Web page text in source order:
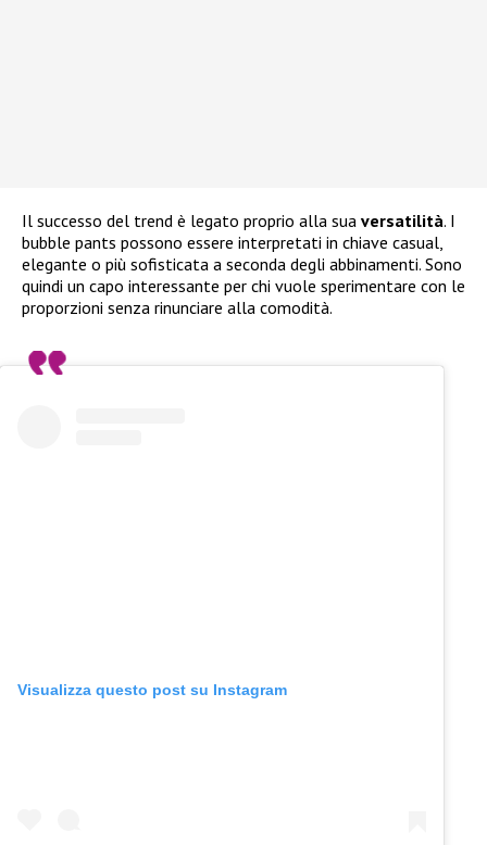
Il successo del trend è legato proprio alla sua versatilità. I
bubble pants possono essere interpretati in chiave casual,
elegante o più sofisticata a seconda degli abbinamenti. Sono
quindi un capo interessante per chi vuole sperimentare con le
proporzioni senza rinunciare alla comodità.
Visualizza questo post su Instagram